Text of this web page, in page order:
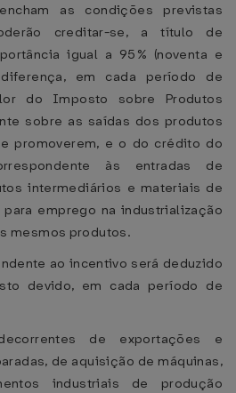
as condições previstas
creditar-se, a título de
igual a 95% (noventa e
em cada período de
do Imposto sobre Produtos
sobre as saídas dos produtos
promoverem, e o do crédito do
às entradas de
intermediários e materiais de
emprego na industrialização
mesmos produtos.
ao incentivo será deduzido
devido, em cada período de
de exportações e
de aquisição de máquinas,
industriais de produção